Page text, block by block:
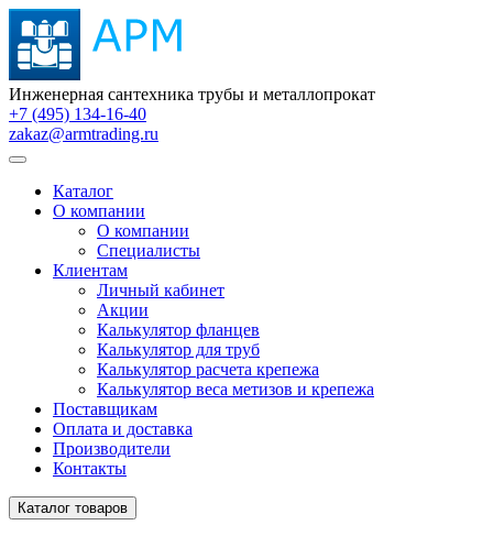
Инженерная сантехника трубы и металлопрокат
+7 (495) 134-16-40
zakaz@armtrading.ru
Каталог
О компании
О компании
Специалисты
Клиентам
Личный кабинет
Акции
Калькулятор фланцев
Калькулятор для труб
Калькулятор расчета крепежа
Калькулятор веса метизов и крепежа
Поставщикам
Оплата и доставка
Производители
Контакты
Каталог товаров